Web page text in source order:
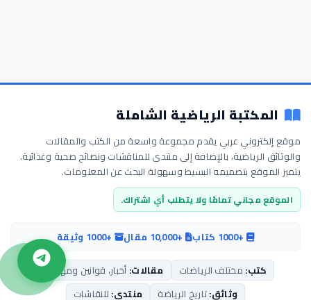
المكتبة الرياضية الشاملة
موقع إلكتروني عربي يقدم مجموعة واسعة من الكتب والمقالات
والوثائق الرياضية، بالإضافة إلى منتدى للمناقشات ونصائح صحية وغذائية.
يتميز الموقع بتصميمه البسيط وسهولة البحث عن المعلومات.
الموقع مجاني تمامًا ولا يتطلب أي اشتراك.
+1000 كتاب +10,000 مقال
+1000 وثيقة
كتب: مختلف الرياضات مقالات: أخبار، قوانين ومهارات
وثائق:تاريخ الرياضة منتدى: للنقاشات